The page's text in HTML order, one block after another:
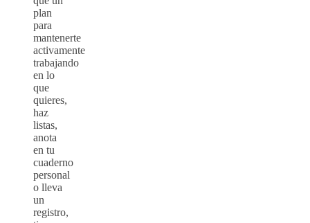
plan
para
mantenerte
activamente
trabajando
en lo
que
quieres,
haz
listas,
anota
en tu
cuaderno
personal
o lleva
un
registro,